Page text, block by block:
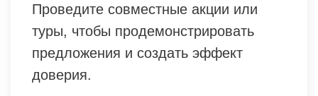
Проведите совместные акции или
туры, чтобы продемонстрировать
предложения и создать эффект
доверия.